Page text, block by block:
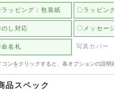
ラッピング：包装紙 〇ラッピン
のし対応 〇メッセー
命名札 写真カバー
コンをクリックすると、各オプションの説明
品スペック